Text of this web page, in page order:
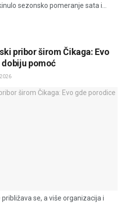
sezonsko pomeranje sata i...
pribor širom Čikaga: Evo
pomoć
se, a više organizacija i